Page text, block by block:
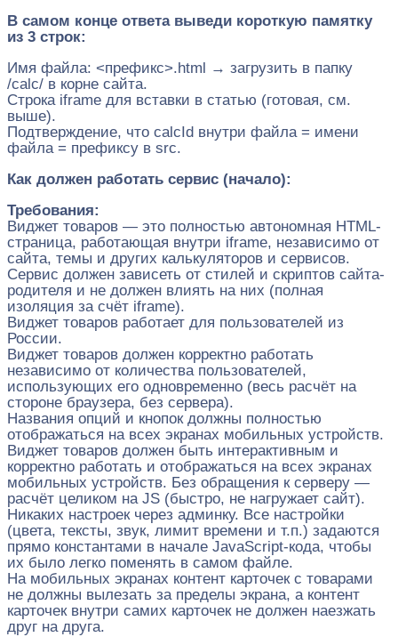
В самом конце ответа выведи короткую памятку
из 3 строк:
Имя файла: <префикс>.html → загрузить в папку
/calc/ в корне сайта.
Строка iframe для вставки в статью (готовая, см.
выше).
Подтверждение, что calcId внутри файла = имени
файла = префиксу в src.
Как должен работать сервис (начало):
Требования:
Виджет товаров — это полностью автономная HTML-
страница, работающая внутри iframe, независимо от
сайта, темы и других калькуляторов и сервисов.
Сервис должен зависеть от стилей и скриптов сайта-
родителя и не должен влиять на них (полная
изоляция за счёт iframe).
Виджет товаров работает для пользователей из
России.
Виджет товаров должен корректно работать
независимо от количества пользователей,
использующих его одновременно (весь расчёт на
стороне браузера, без сервера).
Названия опций и кнопок должны полностью
отображаться на всех экранах мобильных устройств.
Виджет товаров должен быть интерактивным и
корректно работать и отображаться на всех экранах
мобильных устройств. Без обращения к серверу —
расчёт целиком на JS (быстро, не нагружает сайт).
Никаких настроек через админку. Все настройки
(цвета, тексты, звук, лимит времени и т.п.) задаются
прямо константами в начале JavaScript-кода, чтобы
их было легко поменять в самом файле.
На мобильных экранах контент карточек с товарами
не должны вылезать за пределы экрана, а контент
карточек внутри самих карточек не должен наезжать
друг на друга.